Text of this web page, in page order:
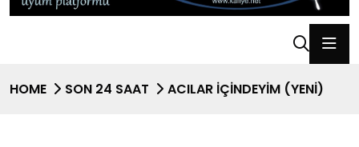
HOME SON 24 SAAT ACILAR İÇINDEYİM (YENI)